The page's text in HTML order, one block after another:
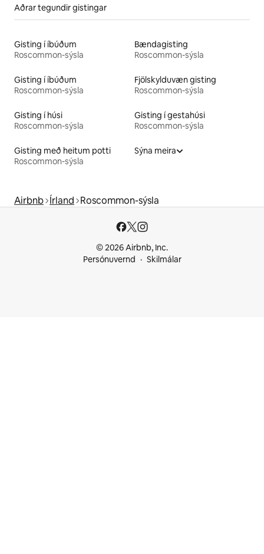
Aðrar tegundir gistingar
Gisting í íbúðum
Roscommon-sýsla
Bændagisting
Roscommon-sýsla
Gisting í íbúðum
Roscommon-sýsla
Fjölskylduvæn gisting
Roscommon-sýsla
Gisting í húsi
Roscommon-sýsla
Gisting í gestahúsi
Roscommon-sýsla
Gisting með heitum potti
Roscommon-sýsla
Sýna meira
Airbnb Írland Roscommon-sýsla
© 2026 Airbnb, Inc.
Persónuvernd
Skilmálar